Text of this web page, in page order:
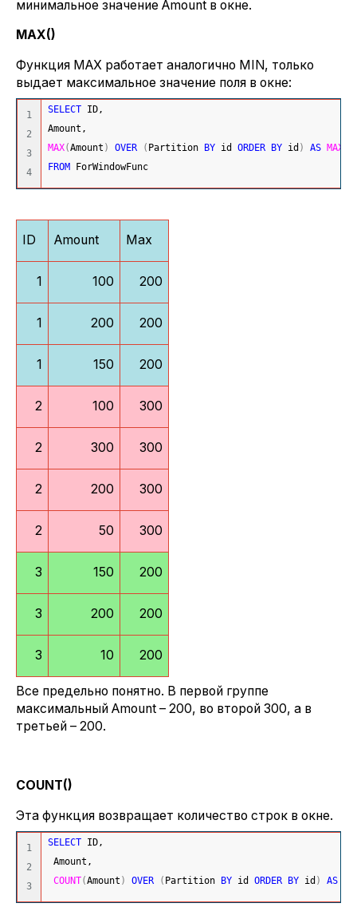
минимальное значение Amount в окне.
MAX()
Функция MAX работает аналогично MIN, только
выдает максимальное значение поля в окне:
1
2
3
SELECT ID,
Amount,
MAX(Amount ) OVER ( Partition BY id ORDER BY id ) AS MAX
FROM ForWindowFunc
ID Amount Max
1 100 200
1 200 200
1 150 200
2 100 300
2 300 300
2 200 300
2 50 300
3 150 200
3 200 200
3 10 200
Все предельно понятно. В первой группе
максимальный Amount – 200, во второй 300, а в
третьей – 200.
COUNT()
Эта функция возвращает количество строк в окне.
1
2
SELECT ID,
Amount,
COUNT(Amount ) OVER ( Partition BY id ORDER BY id ) AS